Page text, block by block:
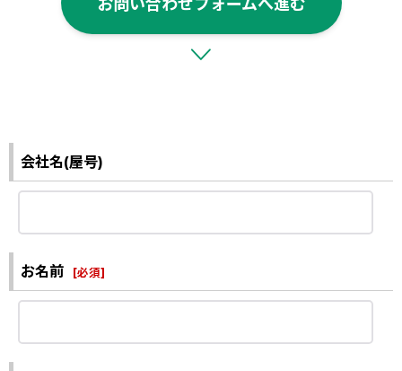
会社名(屋号)
お名前 [必須]